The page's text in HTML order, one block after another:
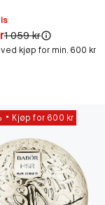
kr
Original pris:
1 059 kr
kjøp for min. 600 kr
Kjøp for 600 kr